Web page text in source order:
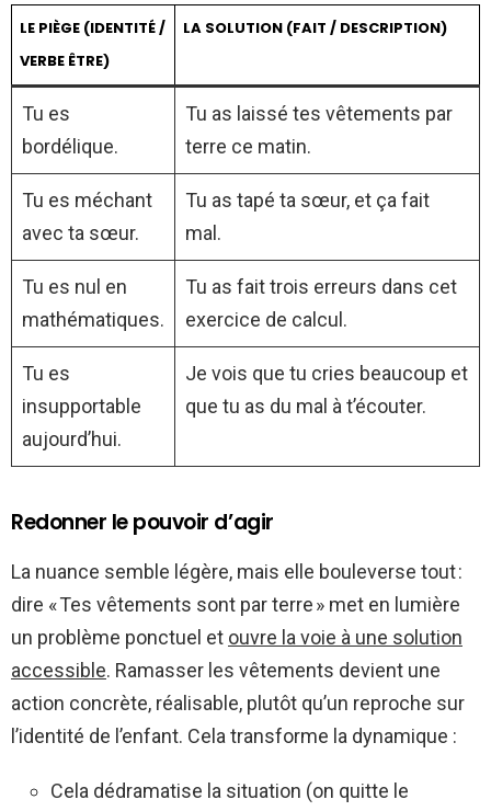
LE PIÈGE (IDENTITÉ /
VERBE ÊTRE)
LA SOLUTION (FAIT / DESCRIPTION)
Tu es
bordélique.
Tu as laissé tes vêtements par
terre ce matin.
Tu es méchant
avec ta sœur.
Tu as tapé ta sœur, et ça fait
mal.
Tu es nul en
mathématiques.
Tu as fait trois erreurs dans cet
exercice de calcul.
Tu es
insupportable
aujourd’hui.
Je vois que tu cries beaucoup et
que tu as du mal à t’écouter.
Redonner le pouvoir d’agir
La nuance semble légère, mais elle bouleverse tout :
dire « Tes vêtements sont par terre » met en lumière
un problème ponctuel et ouvre la voie à une solution
accessible. Ramasser les vêtements devient une
action concrète, réalisable, plutôt qu’un reproche sur
l’identité de l’enfant. Cela transforme la dynamique :
Cela dédramatise la situation (on quitte le